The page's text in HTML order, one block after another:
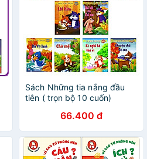
Sách Những tia nắng đầu
tiên ( trọn bộ 10 cuốn)
66.400 đ